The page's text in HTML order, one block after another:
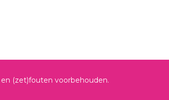
(zet)fouten voorbehouden.